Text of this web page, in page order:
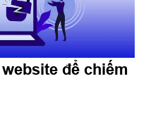
để chiếm